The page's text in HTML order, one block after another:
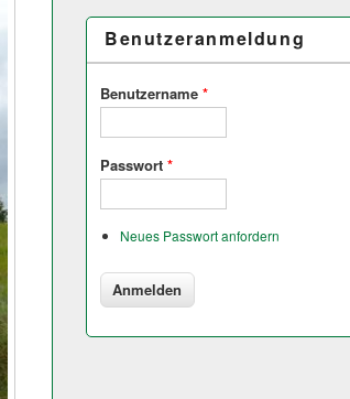
Benutzeranmeldung
Benutzername *
Passwort *
Neues Passwort anfordern